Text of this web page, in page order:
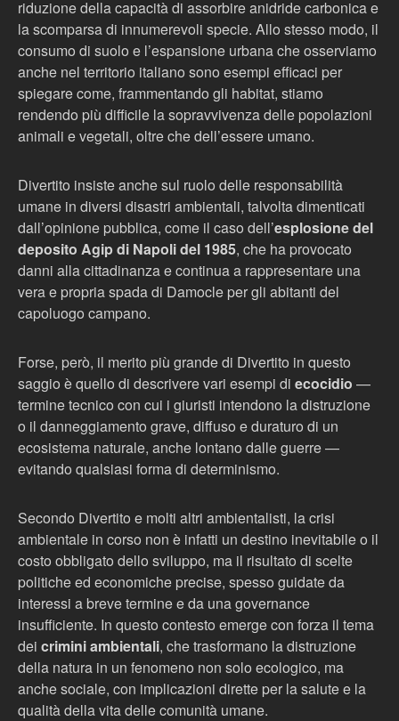
riduzione della capacità di assorbire anidride carbonica e
la scomparsa di innumerevoli specie. Allo stesso modo, il
consumo di suolo e l’espansione urbana che osserviamo
anche nel territorio italiano sono esempi efficaci per
spiegare come, frammentando gli habitat, stiamo
rendendo più difficile la sopravvivenza delle popolazioni
animali e vegetali, oltre che dell’essere umano.
Divertito insiste anche sul ruolo delle responsabilità
umane in diversi disastri ambientali, talvolta dimenticati
dall’opinione pubblica, come il caso dell’esplosione del
deposito Agip di Napoli del 1985, che ha provocato
danni alla cittadinanza e continua a rappresentare una
vera e propria spada di Damocle per gli abitanti del
capoluogo campano.
Forse, però, il merito più grande di Divertito in questo
saggio è quello di descrivere vari esempi di ecocidio —
termine tecnico con cui i giuristi intendono la distruzione
o il danneggiamento grave, diffuso e duraturo di un
ecosistema naturale, anche lontano dalle guerre —
evitando qualsiasi forma di determinismo.
Secondo Divertito e molti altri ambientalisti, la crisi
ambientale in corso non è infatti un destino inevitabile o il
costo obbligato dello sviluppo, ma il risultato di scelte
politiche ed economiche precise, spesso guidate da
interessi a breve termine e da una governance
insufficiente. In questo contesto emerge con forza il tema
dei crimini ambientali, che trasformano la distruzione
della natura in un fenomeno non solo ecologico, ma
anche sociale, con implicazioni dirette per la salute e la
qualità della vita delle comunità umane.